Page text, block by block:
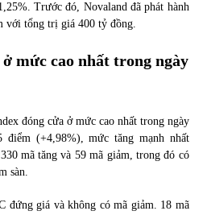
Trước đó, Novaland đã phát hành
với tổng trị giá 400 tỷ đồng.
mức cao nhất trong ngày
đóng cửa ở mức cao nhất trong ngày
điểm (+4,98%), mức tăng mạnh nhất
mã tăng và 59 mã giảm, trong đó có
sàn.
đứng giá và không có mã giảm. 18 mã